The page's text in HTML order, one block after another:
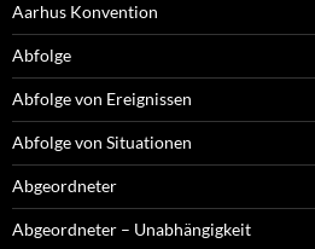
Aarhus Konvention
Abfolge
Abfolge von Ereignissen
Abfolge von Situationen
Abgeordneter
Abgeordneter – Unabhängigkeit